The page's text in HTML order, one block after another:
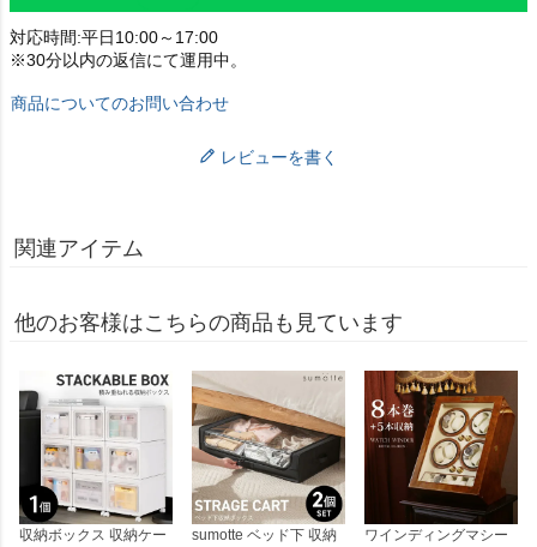
対応時間:平日10:00～17:00
※30分以内の返信にて運用中。
商品についてのお問い合わせ
レビューを書く
関連アイテム
他のお客様はこちらの商品も見ています
収納ボックス 収納ケー
sumotte ベッド下 収納
ワインディングマシー